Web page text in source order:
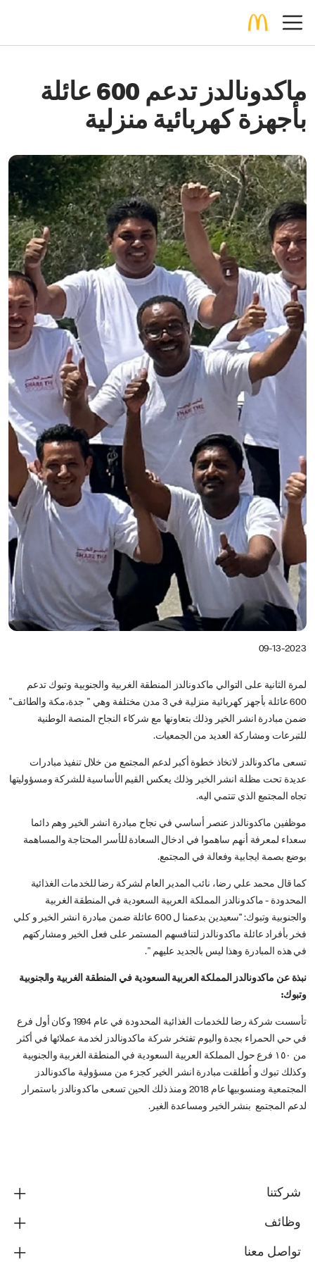
ماكدونالدز تدعم 600 عائلة
بأجهزة كهربائية منزلية
09-13-2023
لمرة الثانية على التوالي ماكدونالدز المنطقة الغربية والجنوبية وتبوك تدعم
600 عائلة بأجهز كهربائية منزلية في 3 مدن مختلفة وهي " جدة،مكة والطائف"
ضمن مبادرة انشر الخير وذلك بتعاونها مع شركاء النجاح المنصة الوطنية
للتبرعات ومشاركة العديد من الجمعيات.
تسعى ماكدونالدز لاتخاذ خطوة أكبر لدعم المجتمع من خلال تنفيذ مبادرات
عديدة تحت مظلة انشر الخير وذلك يعكس القيم الأساسية للشركة ومسؤوليتها
تجاه المجتمع الذي تنتمي اليه.
موظفين ماكدونالدز عنصر أساسي في نجاح مبادرة انشر الخير وهم دائما
سعداء لمعرفة أنهم ساهموا في ادخال السعادة للأسر المحتاجة والمساهمة
بوضع بصمة ايجابية وفعالة في المجتمع.
كما قال محمد علي رضا، نائب المدير العام لشركة رضا للخدمات الغذائية
المحدودة - ماكدونالدز المملكة العربية السعودية في المنطقة الغربية
والجنوبية وتبوك: “سعيدين بدعمنا ل 600 عائلة ضمن مبادرة انشر الخير و كلي
فخر بأفراد عائلة ماكدونالدز لتنافسهم المستمر على فعل الخير ومشاركتهم
في هذه المبادرة وهذا ليس بالجديد عليهم ".
نبذة عن ماكدونالدز المملكة العربية السعودية في المنطقة الغربية والجنوبية
وتبوك:
تأسست شركة رضا للخدمات الغذائية المحدودة في عام 1994 وكان أول فرع
في حي الحمراء بجدة واليوم تفتخر شركة ماكدونالدز لخدمة عملائها في أكثر
من ١٥٠ فرع حول المملكة العربية السعودية في المنطقة الغربية والجنوبية
وكذلك تبوك و اُطلقت مبادرة انشر الخير كجزء من مسؤولية ماكدونالدز
المجتمعية ومنسوبيها عام 2018 ومنذ ذلك الحين تسعى ماكدونالدز باستمرار
لدعم المجتمع بنشر الخير ومساعدة الغير.
شركتنا
وظائف
تواصل معنا